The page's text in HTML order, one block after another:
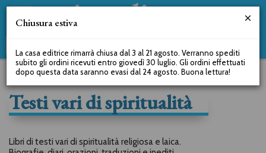
Testi vari di spiritualità
Libri di testi vari di spiritualità religiosa e laica.
Chiusura estiva
La casa editrice rimarrà chiusa dal 3 al 21 agosto. Verranno spediti
subito gli ordini ricevuti entro giovedì 30 luglio. Gli ordini effettuati
dopo questa data saranno evasi dal 24 agosto. Buona lettura!